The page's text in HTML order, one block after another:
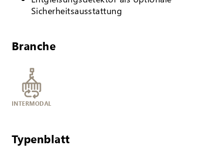
Sicherheitsausstattung
Branche
INTERMODAL
Typenblatt